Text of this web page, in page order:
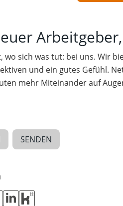
Arbeitgeber,
wo sich was tut: bei uns. Wir
und ein gutes Gefühl.
mehr Miteinander auf
SENDEN